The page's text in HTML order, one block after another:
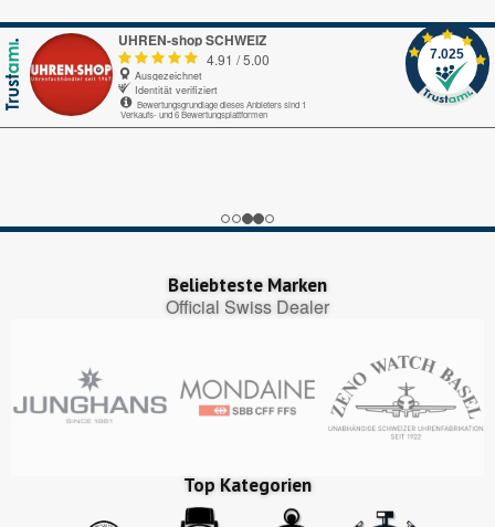
UHREN-shop SCHWEIZ
4.91 /5.00
Ausgezeichnet
Identität verifiziert
Bewertungsgrundlage dieses Anbieters sind 1
Verkaufs- und 6 Bewertungsplattformen
7.025
Beliebteste Marken
Official Swiss Dealer
Top Kategorien